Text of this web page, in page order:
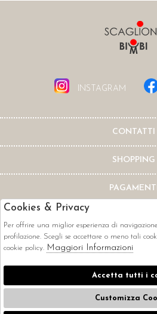
INSTAGRAM
CONTATTI
SHOPPING
CORRIERI
Cookies & Privacy
Per offrire una miglior esperienza di
profilazione. Scegli se accettare o meno tali
cookie policy. Maggiori Informazioni
Accetta tutti i
Customizza